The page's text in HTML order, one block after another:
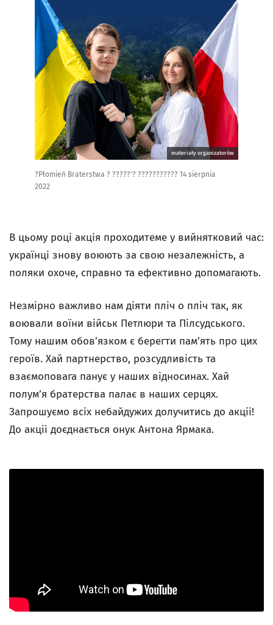
materiały organizatorów
?Płomień Braterstwa ? ?????'? ??????????? 14 sierpnia
2022
В цьому році акція проходитеме у вийнятковий час:
українці знову воюють за свою незалежність, а
поляки охоче, справно та ефективно допомагають.
Незмірно важливо нам діяти пліч о пліч так, як
воювали воїни військ Петлюри та Пілсудського.
Тому нашим обов’язком є берегти пам’ять про цих
героїв. Хай партнерство, розсудливість та
взаємоповага панує у наших відносинах. Хай
полум’я братерства палає в наших серцях.
Запрошуємо всіх небайдужих долучитись до акціі!
До акціі доєднається онук Антона Ярмака.